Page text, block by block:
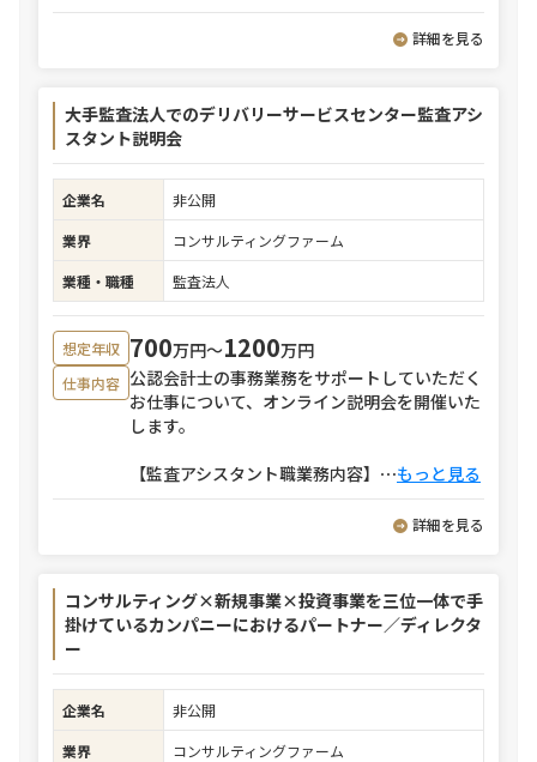
詳細を見る
大手監査法人でのデリバリーサービスセンター監査アシ
スタント説明会
企業名
非公開
業界
コンサルティングファーム
業種・職種
監査法人
想定年収 700万円〜1200万円
仕事内容 公認会計士の事務業務をサポートしていただく
お仕事について、オンライン説明会を開催いた
します。
【監査アシスタント職業務内容】 ⋯もっと見る
詳細を見る
コンサルティング×新規事業×投資事業を三位一体で手
掛けているカンパニーにおけるパートナー／ディレクタ
ー
企業名
非公開
業界
コンサルティングファーム